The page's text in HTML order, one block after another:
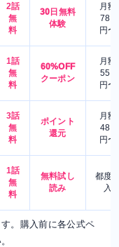
2話
無
料
30日無料
体験
月額
780
円〜
1話
無
料
60%OFF
クーポン
月額
550
円〜
3話
無
料
ポイント
還元
月額
480
円〜
1話
無
料
無料試し
読み
都度
入
。購入前に各公式ペ